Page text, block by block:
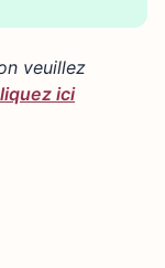
×
veuillez
ici